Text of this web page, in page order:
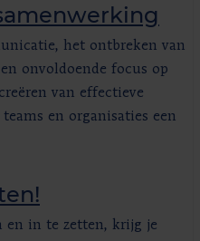
het ontbreken van
onvoldoende focus op
van effectieve
en organisaties een
en in te zetten, krijg je